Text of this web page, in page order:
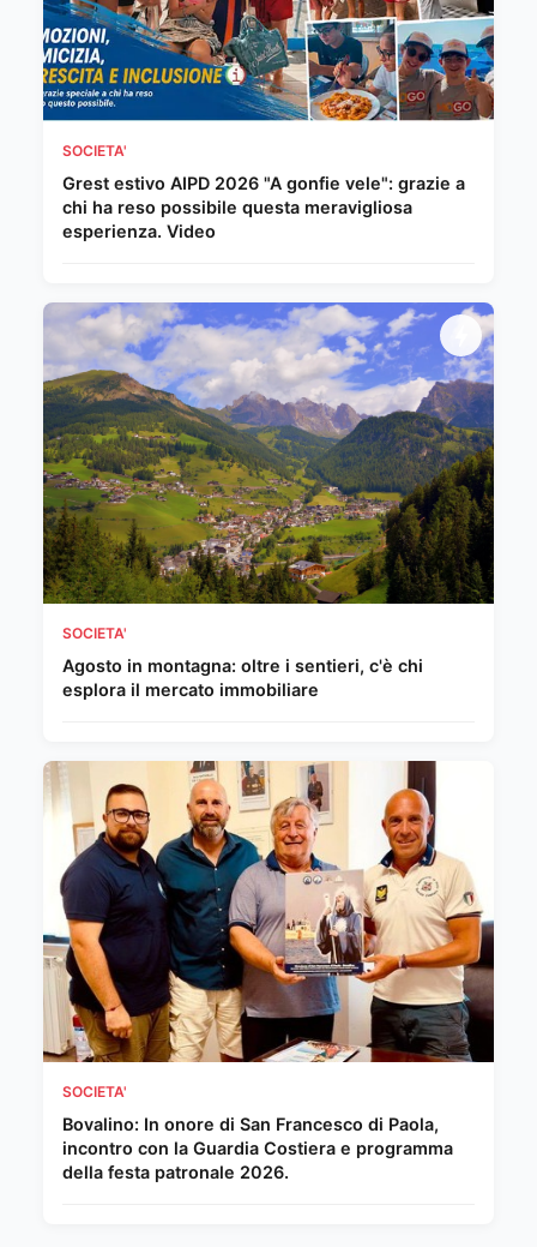
SOCIETA'
Grest estivo AIPD 2026 "A gonfie vele": grazie a
chi ha reso possibile questa meravigliosa
esperienza. Video
SOCIETA'
Agosto in montagna: oltre i sentieri, c'è chi
esplora il mercato immobiliare
SOCIETA'
Bovalino: In onore di San Francesco di Paola,
incontro con la Guardia Costiera e programma
della festa patronale 2026.